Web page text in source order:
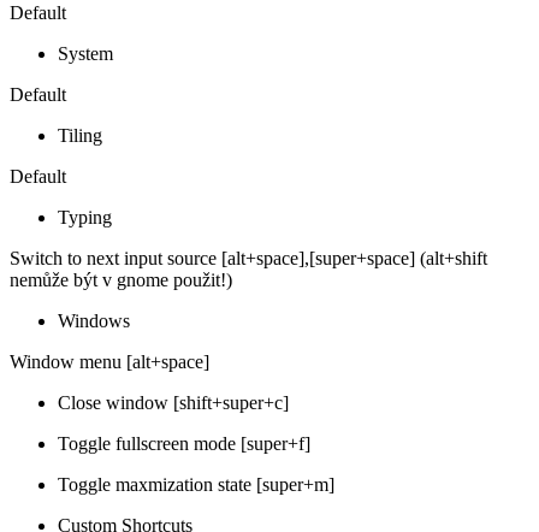
Default
System
Default
Tiling
Default
Typing
Switch to next input source [alt+space],[super+space] (alt+shift
nemůže být v gnome použit!)
Windows
Window menu [alt+space]
Close window [shift+super+c]
Toggle fullscreen mode [super+f]
Toggle maxmization state [super+m]
Custom Shortcuts